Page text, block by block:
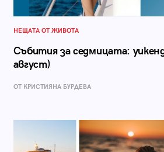
НЕЩАТА ОТ ЖИВОТА
Събития за седмицата:
август)
ОТ КРИСТИЯНА БУРДЕВА